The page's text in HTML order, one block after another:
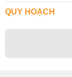
QUY HOẠCH